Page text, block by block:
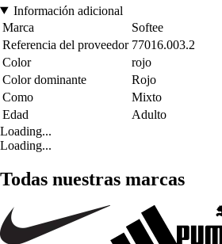
Información adicional
Marca
Softee
Referencia del proveedor 77016.003.2
Color
rojo
Color dominante
Rojo
Como
Mixto
Edad
Adulto
Loading...
Loading...
Todas nuestras marcas